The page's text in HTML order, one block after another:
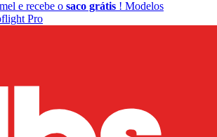
e recebe o saco grátis ! Modelos
Pro